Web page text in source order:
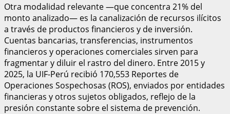
Otra modalidad relevante —que concentra 21% del
monto analizado— es la canalización de recursos ilícitos
a través de productos financieros y de inversión.
Cuentas bancarias, transferencias, instrumentos
financieros y operaciones comerciales sirven para
fragmentar y diluir el rastro del dinero. Entre 2015 y
2025, la UIF-Perú recibió 170,553 Reportes de
Operaciones Sospechosas (ROS), enviados por entidades
financieras y otros sujetos obligados, reflejo de la
presión constante sobre el sistema de prevención.